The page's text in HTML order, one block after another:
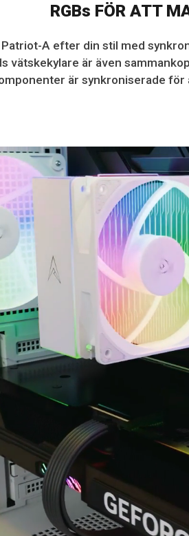
RGBs FÖR ATT
Patriot-A efter din stil med
vätskekylare är även
är synkroniserade för